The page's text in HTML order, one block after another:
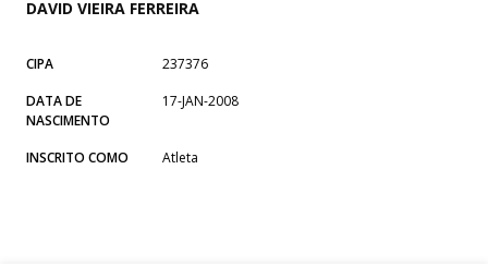
DAVID VIEIRA FERREIRA
CIPA
237376
DATA DE
NASCIMENTO
17-JAN-2008
INSCRITO COMO Atleta